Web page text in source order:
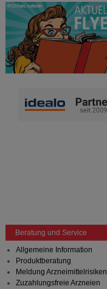
Beratung und Service
Allgemeine Information
Produktberatung
Meldung Arzneimittelrisiken
Zuzahlungsfreie Arzneien